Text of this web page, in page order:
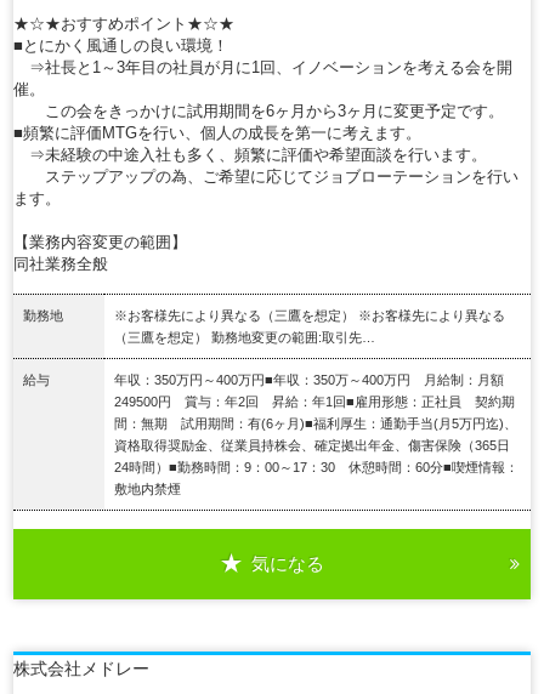
★☆★おすすめポイント★☆★
■とにかく風通しの良い環境！
⇒社長と1～3年目の社員が月に1回、イノベーションを考える会を開
催。
この会をきっかけに試用期間を6ヶ月から3ヶ月に変更予定です。
■頻繁に評価MTGを行い、個人の成長を第一に考えます。
⇒未経験の中途入社も多く、頻繁に評価や希望面談を行います。
ステップアップの為、ご希望に応じてジョブローテーションを行い
ます。
【業務内容変更の範囲】
同社業務全般
勤務地
※お客様先により異なる（三鷹を想定） ※お客様先により異なる
（三鷹を想定） 勤務地変更の範囲:取引先…
給与
年収：350万円～400万円■年収：350万～400万円 月給制：月額
249500円 賞与：年2回 昇給：年1回■雇用形態：正社員 契約期
間：無期 試用期間：有(6ヶ月)■福利厚生：通勤手当(月5万円迄)、
資格取得奨励金、従業員持株会、確定拠出年金、傷害保険（365日
24時間）■勤務時間：9：00～17：30 休憩時間：60分■喫煙情報：
敷地内禁煙
気になる
株式会社メドレー